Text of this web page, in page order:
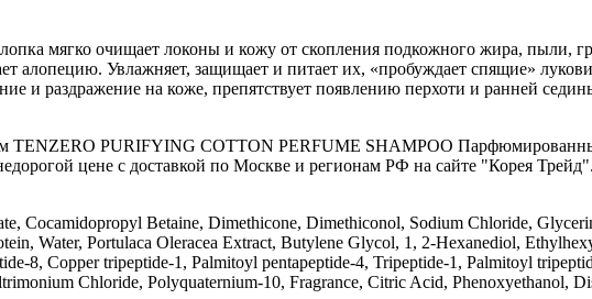
мягко очищает локоны и кожу от скопления подкожного жира, пыли,
алопецию. Увлажняет, защищает и питает их, «пробуждает спящие»
и раздражение на коже, препятствует появлению перхоти и ранней
PURIFYING COTTON PERFUME SHAMPOO
цене с доставкой по Москве и регионам РФ на сайте "Корея
Cocamidopropyl Betaine, Dimethicone, Dimethiconol, Sodium Chloride,
Water, Portulaca Oleracea Extract, Butylene Glycol, 1, 2-Hexanediol,
8, Copper tripeptide-1, Palmitoyl pentapeptide-4, Tripeptide-1, Palmitoyl
Chloride, Polyquaternium-10, Fragrance, Citric Acid, Phenoxyethanol,